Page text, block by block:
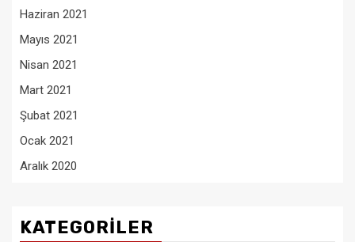
Haziran 2021
Mayıs 2021
Nisan 2021
Mart 2021
Şubat 2021
Ocak 2021
Aralık 2020
KATEGORILER